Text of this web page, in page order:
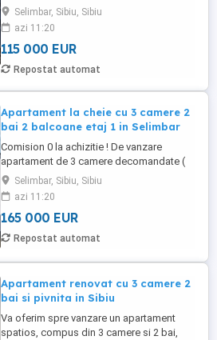
Vasile Aaron si Shopping City Selimbar,
apartament cu 2 camere si balcon
generos, situat la etajul intermediar 1 din 3
al unui complex nou constructie 2025.
Locuinta este situata la etajul intermediar
1 al unui imobil compus ...
Selimbar, Sibiu, Sibiu
azi 11:20
115 000 EUR
Repostat automat
Apartament la cheie cu 3 camere 2
bai 2 balcoane etaj 1 in Selimbar
Comision 0 la achizitie ! De vanzare
apartament de 3 camere decomandate (
cu bucatarie separata ), 2 bai si 2
bacoane, in suprafata totala de 99 mp,
situat la etajul 1 intr-un complex rezidential
nou aflat in Selimbar zona Pictor Brana.
Apartamentul localizat la etajul 1 al unui
imobil constructie noua ...
Selimbar, Sibiu, Sibiu
azi 11:20
165 000 EUR
Repostat automat
Apartament renovat cu 3 camere 2
bai si pivnita in Sibiu
Va oferim spre vanzare un apartament
spatios, compus din 3 camere si 2 bai,